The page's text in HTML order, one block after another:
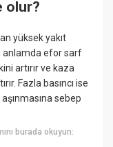
olur?
yüksek yakıt
anlamda efor sarf
artırır ve kaza
Fazla basıncı ise
sebep
burada okuyun: